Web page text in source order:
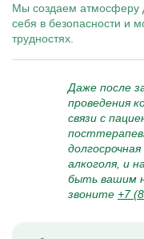
Мы создаем атмосферу
себя в безопасности и
трудностях.
Даже после
проведения
связи с
алкоголя, и
быть вашим
звоните +7